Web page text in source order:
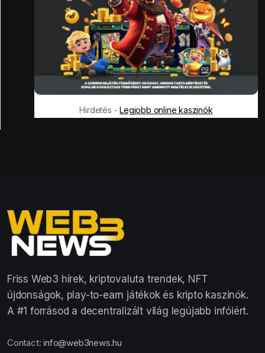
Hirdetés -Legjobb online kaszinók
Friss Web3 hírek, kriptovaluta trendek, NFT
újdonságok, play-to-earn játékok és kripto kaszinók.
A #1 forrásod a decentralizált világ legújabb infóiért.
Contact:info@web3news.hu